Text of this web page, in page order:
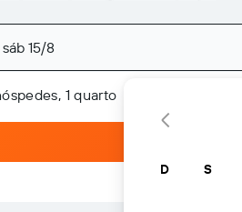
sáb 15/8
1 quarto
D S